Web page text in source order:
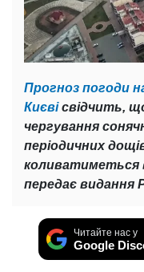
Прогноз погоди
Києвісвідчить,
чергування
періодичних
коливатиметься
передає видання
Читайте нас у
Google